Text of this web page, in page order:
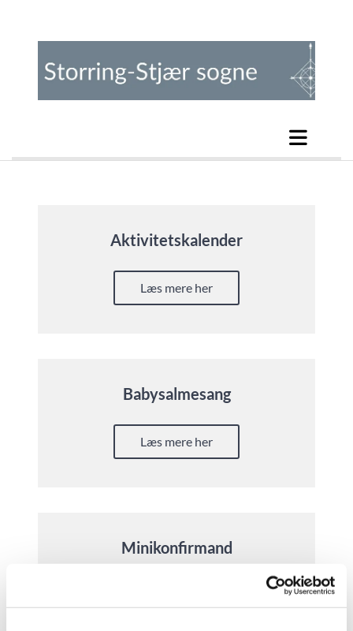
Aktivitetskalender
Læs mere her
Babysalmesang
Læs mere her
Minikonfirmand